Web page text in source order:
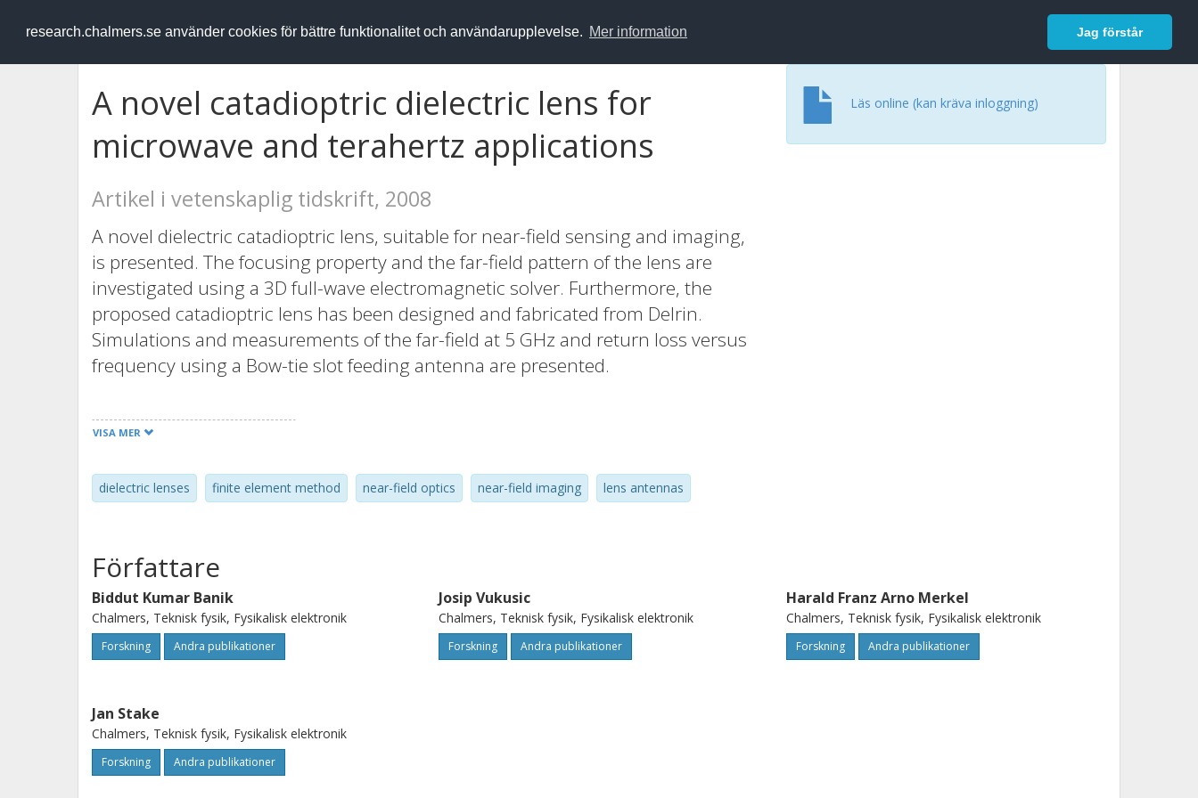
research.chalmers.se använder cookies för bättre funktionalitet och användarupplevelse. Mer information Jag förstår
RESEARCH.chalmers.se Logga in
A novel catadioptric dielectric lens for
microwave and terahertz applications
Artikel i vetenskaplig tidskrift, 2008
A novel dielectric catadioptric lens, suitable for near-field sensing and imaging,
is presented. The focusing property and the far-field pattern of the lens are
investigated using a 3D full-wave electromagnetic solver. Furthermore, the
proposed catadioptric lens has been designed and fabricated from Delrin.
Simulations and measurements of the far-field at 5 GHz and return loss versus
frequency using a Bow-tie slot feeding antenna are presented.
VISA MER
dielectric lenses finite element method near-field optics near-field imaging lens antennas
Läs online (kan kräva inloggning)
Författare
Biddut Kumar Banik
Chalmers, Teknisk fysik, Fysikalisk elektronik
Forskning Andra publikationer
Josip Vukusic
Chalmers, Teknisk fysik, Fysikalisk elektronik
Forskning Andra publikationer
Harald Franz Arno Merkel
Chalmers, Teknisk fysik, Fysikalisk elektronik
Forskning Andra publikationer
Jan Stake
Chalmers, Teknisk fysik, Fysikalisk elektronik
Forskning Andra publikationer